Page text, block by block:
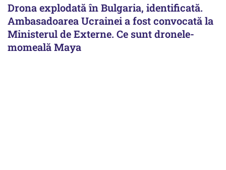
Drona explodată în Bulgaria, identificată.
Ambasadoarea Ucrainei a fost convocată la
Ministerul de Externe. Ce sunt dronele-
momeală Maya